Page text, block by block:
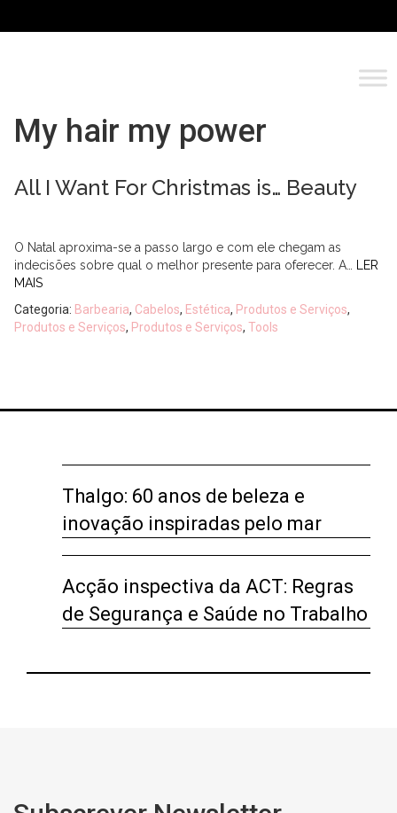
My hair my power
All I Want For Christmas is… Beauty
O Natal aproxima-se a passo largo e com ele chegam as
indecisões sobre qual o melhor presente para oferecer. A…
LER
MAIS
Categoria: Barbearia, Cabelos, Estética, Produtos e Serviços,
Produtos e Serviços, Produtos e Serviços, Tools
Thalgo: 60 anos de beleza e
inovação inspiradas pelo mar
Acção inspectiva da ACT: Regras
de Segurança e Saúde no Trabalho